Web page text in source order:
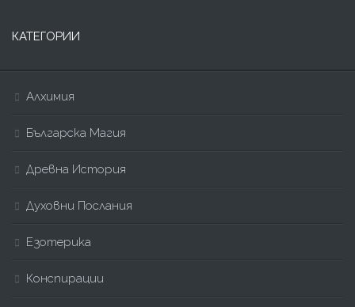
КАТЕГОРИИ
Алхимия
Българска Магия
Древна История
Духовни Послания
Езотерика
Конспирации